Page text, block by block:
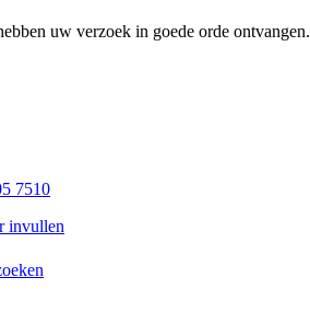
uw verzoek in goede orde ontvangen.
7510
invullen